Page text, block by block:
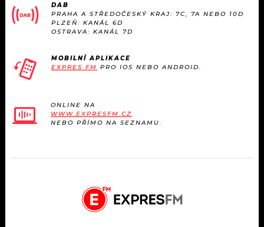
DAB
PRAHA A STŘEDOČESKÝ KRAJ: 7C, 7A NEBO 10D
PLZEŇ: KANÁL 6D
OSTRAVA: KANÁL 7D
MOBILNÍ APLIKACE
EXPRES FM PRO IOS NEBO ANDROID.
ONLINE NA
WWW.EXPRESFM.CZ
NEBO PŘÍMO NA SEZNAMU.